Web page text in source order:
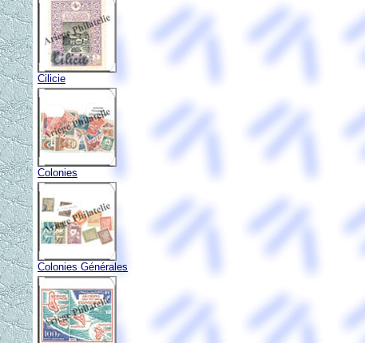
Cilicie
Colonies
Colonies Générales